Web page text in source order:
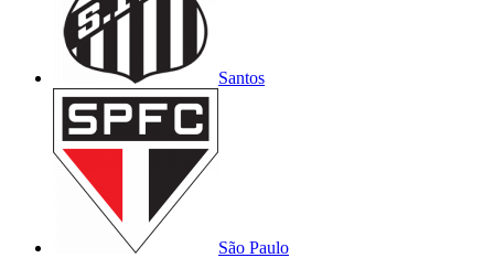
Santos
São Paulo